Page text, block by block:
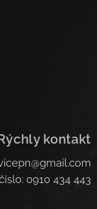
kontakt
0910 434 443